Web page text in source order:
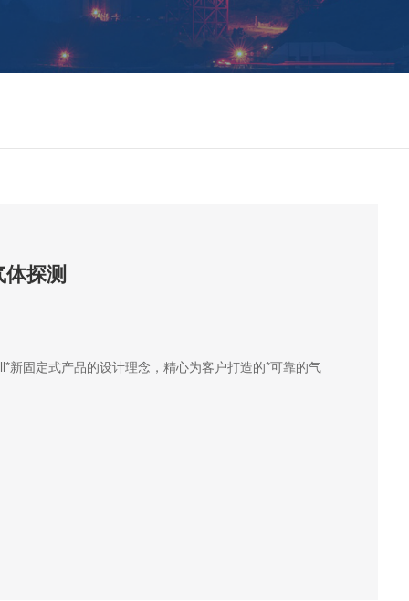
体探测
新固定式产品的设计理念，精心为客户打造的*可靠的气